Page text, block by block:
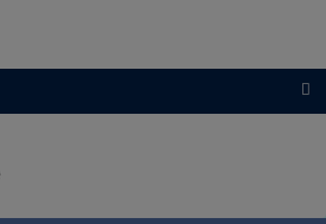
